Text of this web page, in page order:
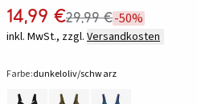
14,99 €29,99 €-50%
inkl. MwSt., zzgl. Versandkosten
Farbe:dunkeloliv/schwarz